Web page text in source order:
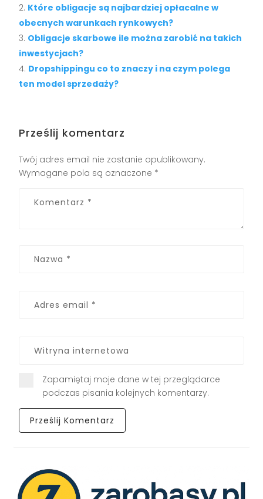
Które obligacje są najbardziej opłacalne w
obecnych warunkach rynkowych?
Obligacje skarbowe ile można zarobić na takich
inwestycjach?
Dropshippingu co to znaczy i na czym polega
ten model sprzedaży?
Prześlij komentarz
Twój adres email nie zostanie opublikowany.
Wymagane pola są oznaczone *
Zapamiętaj moje dane w tej przeglądarce
podczas pisania kolejnych komentarzy.